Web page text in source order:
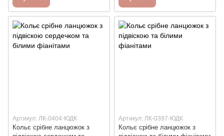
Артикул: ЛК-0404-ЮДК
Кольє срібне ланцюжок з
Артикул: ЛК-0397-ЮДК
Кольє срібне ланцюжок з